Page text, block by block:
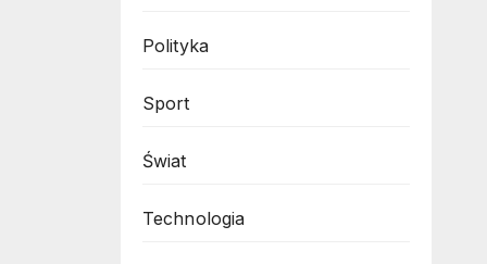
Polityka
Sport
Świat
Technologia